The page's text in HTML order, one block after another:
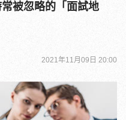
被忽略的「面試地
2021年11月09日 20:00